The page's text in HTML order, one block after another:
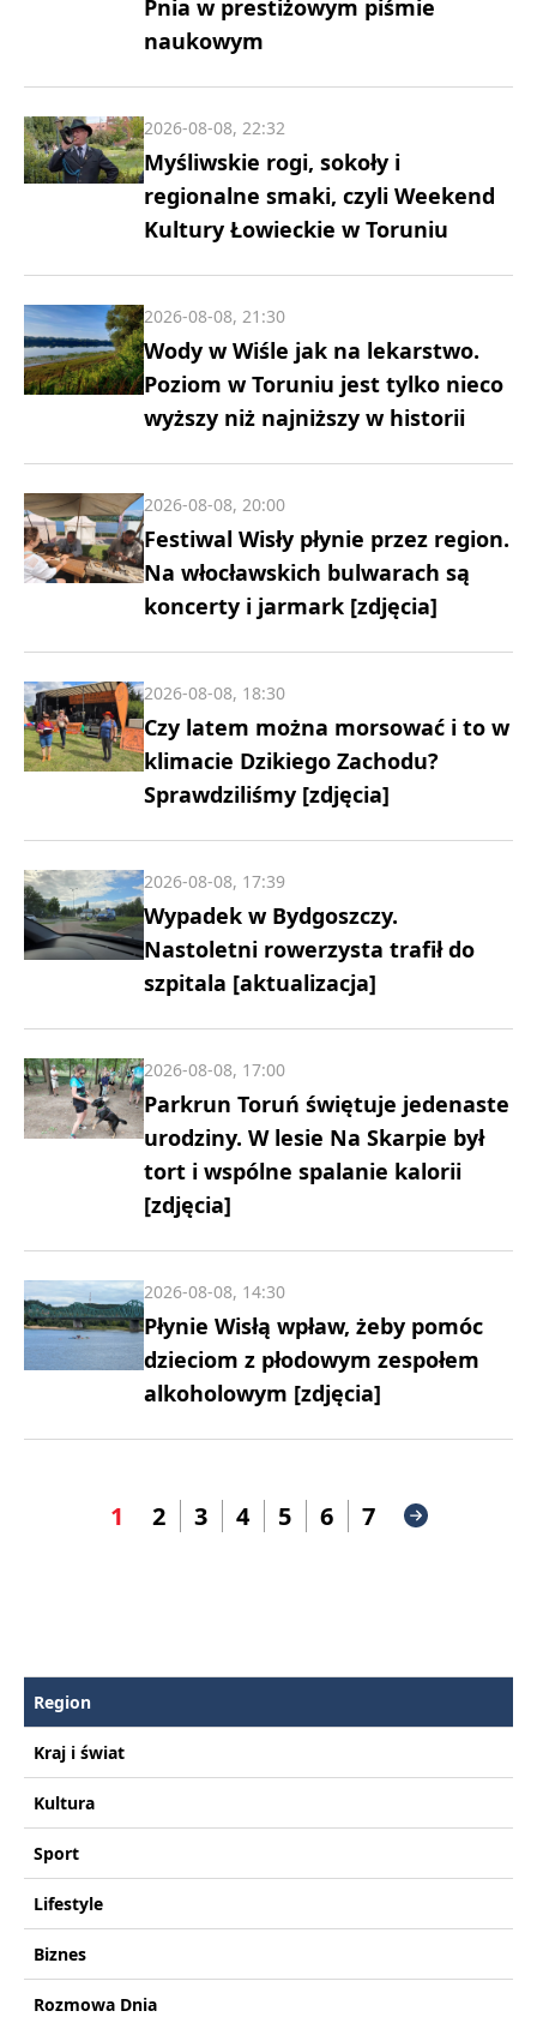
Pnia w prestiżowym piśmie
naukowym
Myśliwskie rogi, sokoły i
regionalne smaki, czyli Weekend
Kultury Łowieckie w Toruniu
2026-08-08, 22:32
Wody w Wiśle jak na lekarstwo.
Poziom w Toruniu jest tylko nieco
wyższy niż najniższy w historii
2026-08-08, 21:30
Festiwal Wisły płynie przez region.
Na włocławskich bulwarach są
koncerty i jarmark [zdjęcia]
2026-08-08, 20:00
Czy latem można morsować i to w
klimacie Dzikiego Zachodu?
Sprawdziliśmy [zdjęcia]
2026-08-08, 18:30
Wypadek w Bydgoszczy.
Nastoletni rowerzysta trafił do
szpitala [aktualizacja]
2026-08-08, 17:39
Parkrun Toruń świętuje jedenaste
urodziny. W lesie Na Skarpie był
tort i wspólne spalanie kalorii
[zdjęcia]
2026-08-08, 17:00
Płynie Wisłą wpław, żeby pomóc
dzieciom z płodowym zespołem
alkoholowym [zdjęcia]
2026-08-08, 14:30
1 2 3 4 5 6 7
Region
Kraj i świat
Kultura
Sport
Lifestyle
Biznes
Rozmowa Dnia